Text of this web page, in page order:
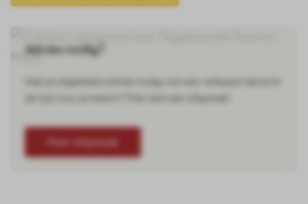
Advies nodig?
Plan afspraak